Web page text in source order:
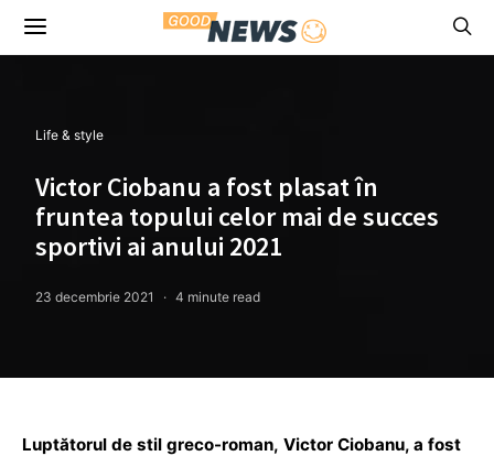
Life & style
Victor Ciobanu a fost plasat în
fruntea topului celor mai de succes
sportivi ai anului 2021
23 decembrie 2021 4 minute read
Luptătorul de stil greco-roman, Victor Ciobanu, a fost